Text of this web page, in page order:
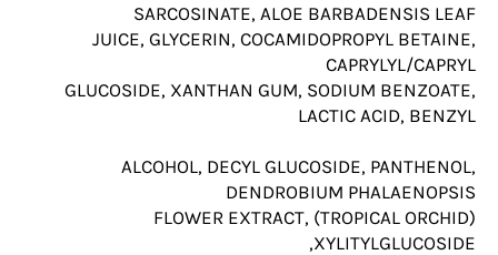
SARCOSINATE, ALOE BARBADENSIS LEAF
JUICE, GLYCERIN, COCAMIDOPROPYL BETAINE,
CAPRYLYL/CAPRYL
GLUCOSIDE, XANTHAN GUM, SODIUM BENZOATE,
LACTIC ACID, BENZYL
ALCOHOL, DECYL GLUCOSIDE, PANTHENOL,
DENDROBIUM PHALAENOPSIS
(TROPICAL ORCHID) FLOWER EXTRACT,
XYLITYLGLUCOSIDE,